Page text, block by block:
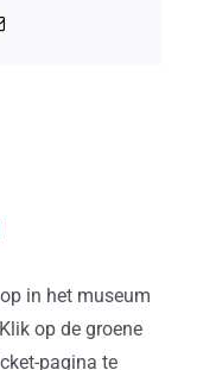
E-
in het museum
op de groene
pagina te